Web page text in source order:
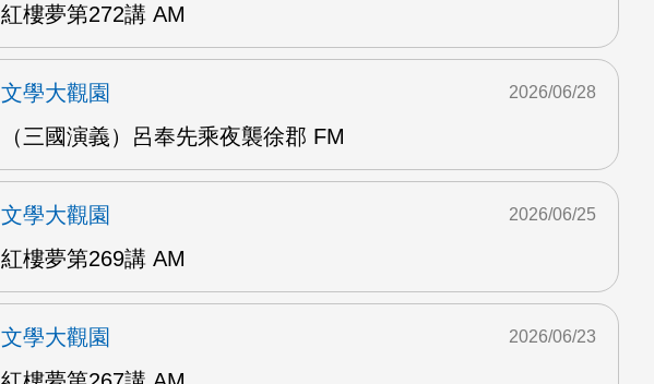
紅樓夢第272講 AM
文學大觀園
（三國演義）呂奉先乘夜襲徐郡 FM
2026/06/28
文學大觀園
紅樓夢第269講 AM
2026/06/25
文學大觀園
2026/06/23